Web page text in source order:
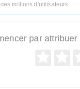
millions d'utilisateurs
par